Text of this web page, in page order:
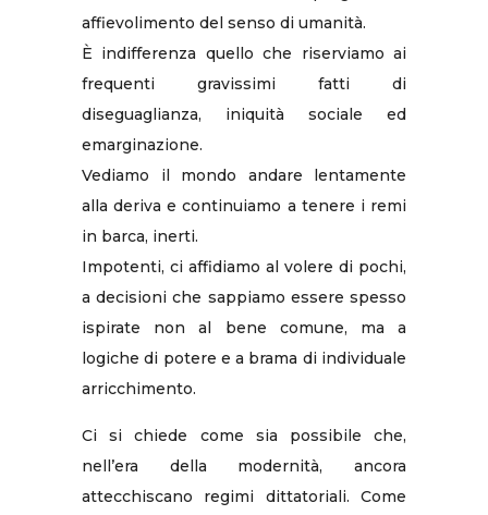
affievolimento del senso di umanità.
È indifferenza quello che riserviamo ai
frequenti gravissimi fatti di
diseguaglianza, iniquità sociale ed
emarginazione.
Vediamo il mondo andare lentamente
alla deriva e continuiamo a tenere i remi
in barca, inerti.
Impotenti, ci affidiamo al volere di pochi,
a decisioni che sappiamo essere spesso
ispirate non al bene comune, ma a
logiche di potere e a brama di individuale
arricchimento.
Ci si chiede come sia possibile che,
nell’era della modernità, ancora
attecchiscano regimi dittatoriali. Come